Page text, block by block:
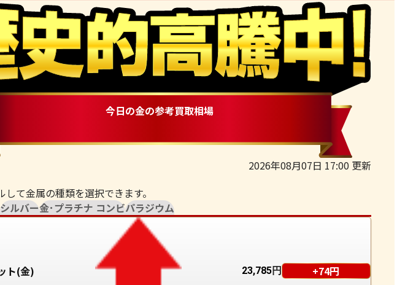
今日の金の参考買取相場
2026年08月07日 17:00 更新
て金属の種類を選択できます。
シルバー金･プラチナ コンビパラジウム
ト(金) 23,785円 +74円